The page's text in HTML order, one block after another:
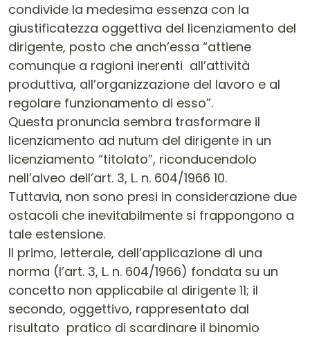
condivide la medesima essenza con la
giustificatezza oggettiva del licenziamento del
dirigente, posto che anch’essa “attiene
comunque a ragioni inerenti all’attività
produttiva, all’organizzazione del lavoro e al
regolare funzionamento di esso”.
Questa pronuncia sembra trasformare il
licenziamento ad nutum del dirigente in un
licenziamento “titolato”, riconducendolo
nell’alveo dell’art. 3, L. n. 604/1966 10.
Tuttavia, non sono presi in considerazione due
ostacoli che inevitabilmente si frappongono a
tale estensione.
Il primo, letterale, dell’applicazione di una
norma (l’art. 3, L. n. 604/1966) fondata su un
concetto non applicabile al dirigente 11; il
secondo, oggettivo, rappresentato dal
risultato pratico di scardinare il binomio